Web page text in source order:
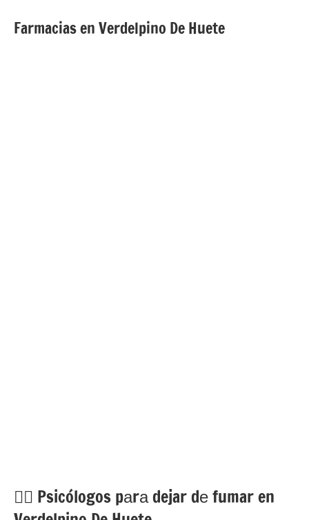
Farmacias en Verdelpino De Huete
💁‍♂️ Psicólogos pаrа dejar dе fumar en